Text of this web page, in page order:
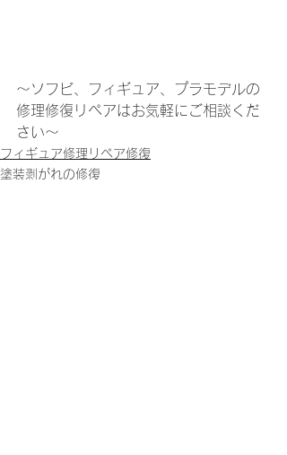
～ソフビ、フィギュア、プラモデルの
修理修復リペアはお気軽にご相談くだ
さい～
フィギュア修理リペア修復
塗装剥がれの修復